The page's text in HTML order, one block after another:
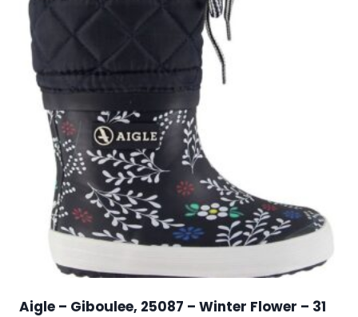
Aigle – Giboulee, 25087 – Winter Flower – 31